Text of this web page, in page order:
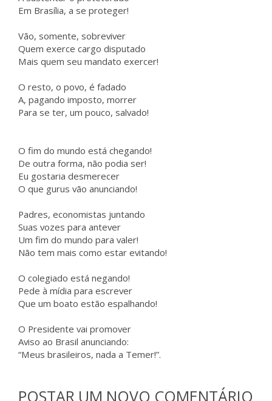
Em Brasília, a se proteger!
Vão, somente, sobreviver
Quem exerce cargo disputado
Mais quem seu mandato exercer!
O resto, o povo, é fadado
A, pagando imposto, morrer
Para se ter, um pouco, salvado!
O fim do mundo está chegando!
De outra forma, não podia ser!
Eu gostaria desmerecer
O que gurus vão anunciando!
Padres, economistas juntando
Suas vozes para antever
Um fim do mundo para valer!
Não tem mais como estar evitando!
O colegiado está negando!
Pede à mídia para escrever
Que um boato estão espalhando!
O Presidente vai promover
Aviso ao Brasil anunciando:
“Meus brasileiros, nada a Temer!”.
POSTAR UM NOVO COMENTÁRIO